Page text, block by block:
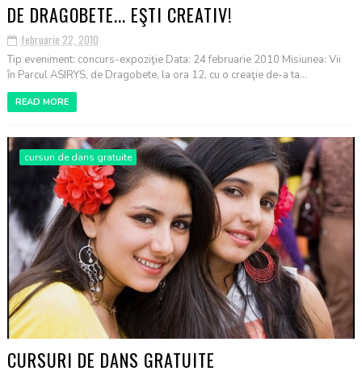
DE DRAGOBETE... EŞTI CREATIV!
februarie 22, 2010
Tip eveniment: concurs-expoziţie Data: 24 februarie 2010 Misiunea: Vii
în Parcul ASIRYS, de Dragobete, la ora 12, cu o creaţie de-a ta...
READ MORE
cursuri de dans gratuite
CURSURI DE DANS GRATUITE